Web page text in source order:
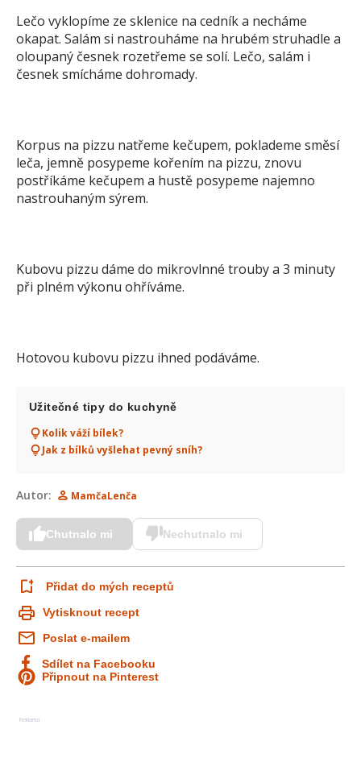
Lečo vyklopíme ze sklenice na cedník a necháme
okapat. Salám si nastrouháme na hrubém struhadle a
oloupaný česnek rozetřeme se solí. Lečo, salám i
česnek smícháme dohromady.
Korpus na pizzu natřeme kečupem, poklademe směsí
leča, jemně posypeme kořením na pizzu, znovu
postříkáme kečupem a hustě posypeme najemno
nastrouhaným sýrem.
Kubovu pizzu dáme do mikrovlnné trouby a 3 minuty
při plném výkonu ohříváme.
Hotovou kubovu pizzu ihned podáváme.
Užitečné tipy do kuchyně
Kolik váží bílek?
Jak z bílků vyšlehat pevný sníh?
Autor: MamčaLenča
Chutnalo mi Nechutnalo mi
Přidat do mých receptů
Vytisknout recept
Poslat e-mailem
Sdílet na Facebooku
Připnout na Pinterest
Reklama